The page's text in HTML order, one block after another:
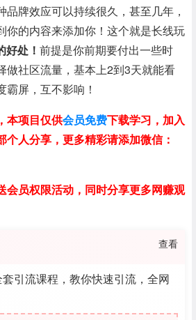
牌效应可以持续很久，甚至几年，
你的内容来添加你！这个就是长线玩
好处！ 前提是你前期要付出一些时
做社区流量，基本上2到3天就能看
屏，互不影响！
本项目仅供会员免费下载学习，加入
个人分享，更多精彩请添加微信：
会员权限活动，同时分享更多网赚观
查看
引流课程，教你快速引流，全网